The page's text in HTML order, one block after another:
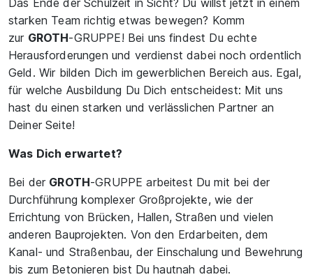
Das Ende der Schulzeit in Sicht? Du willst jetzt in einem
starken Team richtig etwas bewegen? Komm
zur GROTH-GRUPPE! Bei uns findest Du echte
Herausforderungen und verdienst dabei noch ordentlich
Geld. Wir bilden Dich im gewerblichen Bereich aus. Egal,
für welche Ausbildung Du Dich entscheidest: Mit uns
hast du einen starken und verlässlichen Partner an
Deiner Seite!
Was Dich erwartet?
Bei der GROTH-GRUPPE arbeitest Du mit bei der
Durchführung komplexer Großprojekte, wie der
Errichtung von Brücken, Hallen, Straßen und vielen
anderen Bauprojekten. Von den Erdarbeiten, dem
Kanal- und Straßenbau, der Einschalung und Bewehrung
bis zum Betonieren bist Du hautnah dabei.